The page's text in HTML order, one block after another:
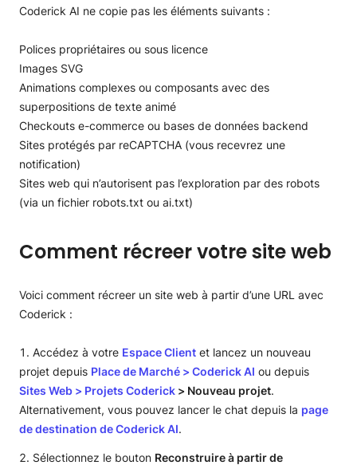
Coderick AI ne copie pas les éléments suivants :
Polices propriétaires ou sous licence
Images SVG
Animations complexes ou composants avec des
superpositions de texte animé
Checkouts e-commerce ou bases de données backend
Sites protégés par reCAPTCHA (vous recevrez une
notification)
Sites web qui n’autorisent pas l’exploration par des robots
(via un fichier robots.txt ou ai.txt)
Comment récreer votre site web
Voici comment récreer un site web à partir d’une URL avec
Coderick :
Accédez à votre Espace Client et lancez un nouveau
projet depuis Place de Marché > Coderick AI ou depuis
Sites Web > Projets Coderick > Nouveau projet.
Alternativement, vous pouvez lancer le chat depuis la page
de destination de Coderick AI.
Sélectionnez le bouton Reconstruire à partir de